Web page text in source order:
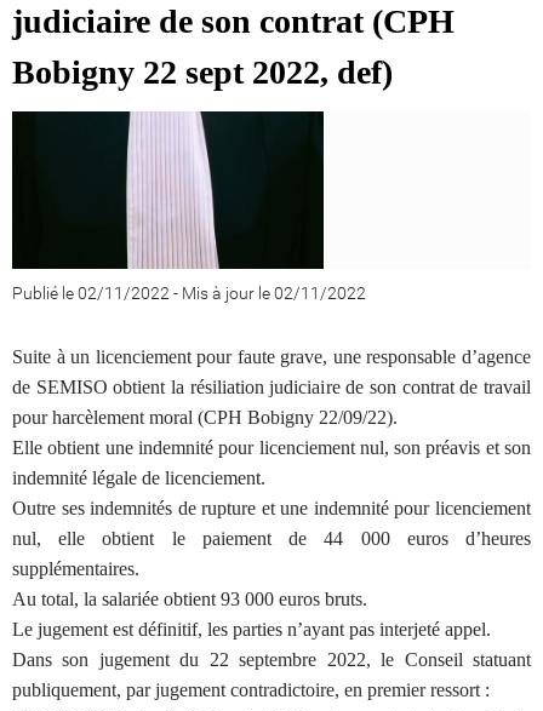
judiciaire de son contrat (CPH
Bobigny 22 sept 2022, def)
Publié le 02/11/2022- Mis à jour le 02/11/2022
Suite à un licenciement pour faute grave, une responsable d’agence
de SEMISO obtient la résiliation judiciaire de son contrat de travail
pour harcèlement moral (CPH Bobigny 22/09/22).
Elle obtient une indemnité pour licenciement nul, son préavis et son
indemnité légale de licenciement.
Outre ses indemnités de rupture et une indemnité pour licenciement
nul, elle obtient le paiement de 44 000 euros d’heures
supplémentaires.
Au total, la salariée obtient 93 000 euros bruts.
Le jugement est définitif, les parties n’ayant pas interjeté appel.
Dans son jugement du 22 septembre 2022, le Conseil statuant
publiquement, par jugement contradictoire, en premier ressort :